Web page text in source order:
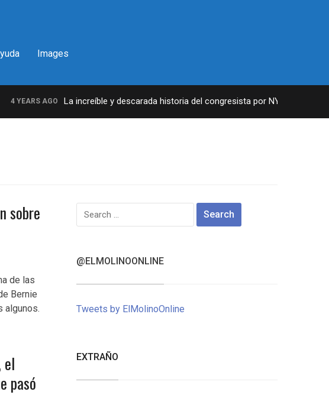
Images
4 YEARS AGO La increíble y descarada historia del congresista por NY George Santos
sobre
de las
Bernie
algunos.
el
pasó
Search
for:
@ELMOLINOONLINE
Tweets by ElMolinoOnline
EXTRAÑO